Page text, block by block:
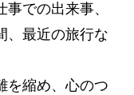
での出来事、
、最近の旅行な
を縮め、心のつ